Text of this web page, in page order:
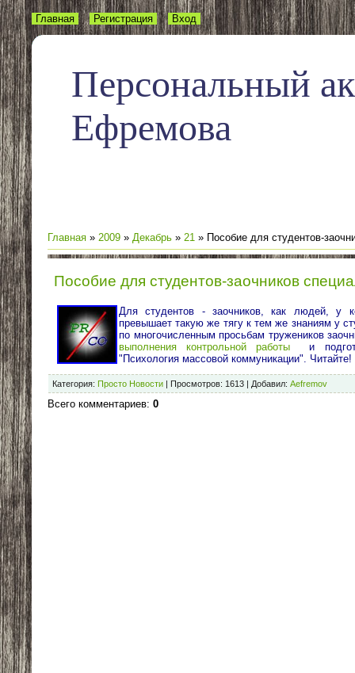
Персональный
Ефремова
Главная Регистрация Вход
Главная » 2009 » Декабрь » 21 » Пособие для студентов-
Пособие для студентов-заочников
Для студентов - заочников, как людей, у
превышает такую же тягу к тем же знаниям у
по многочисленным просьбам тружеников
выполнения контрольной работы
и
"Психология массовой коммуникации".
Категория: Просто Новости Просмотров: 1613 Добавил: Aefremov
Всего комментариев: 0